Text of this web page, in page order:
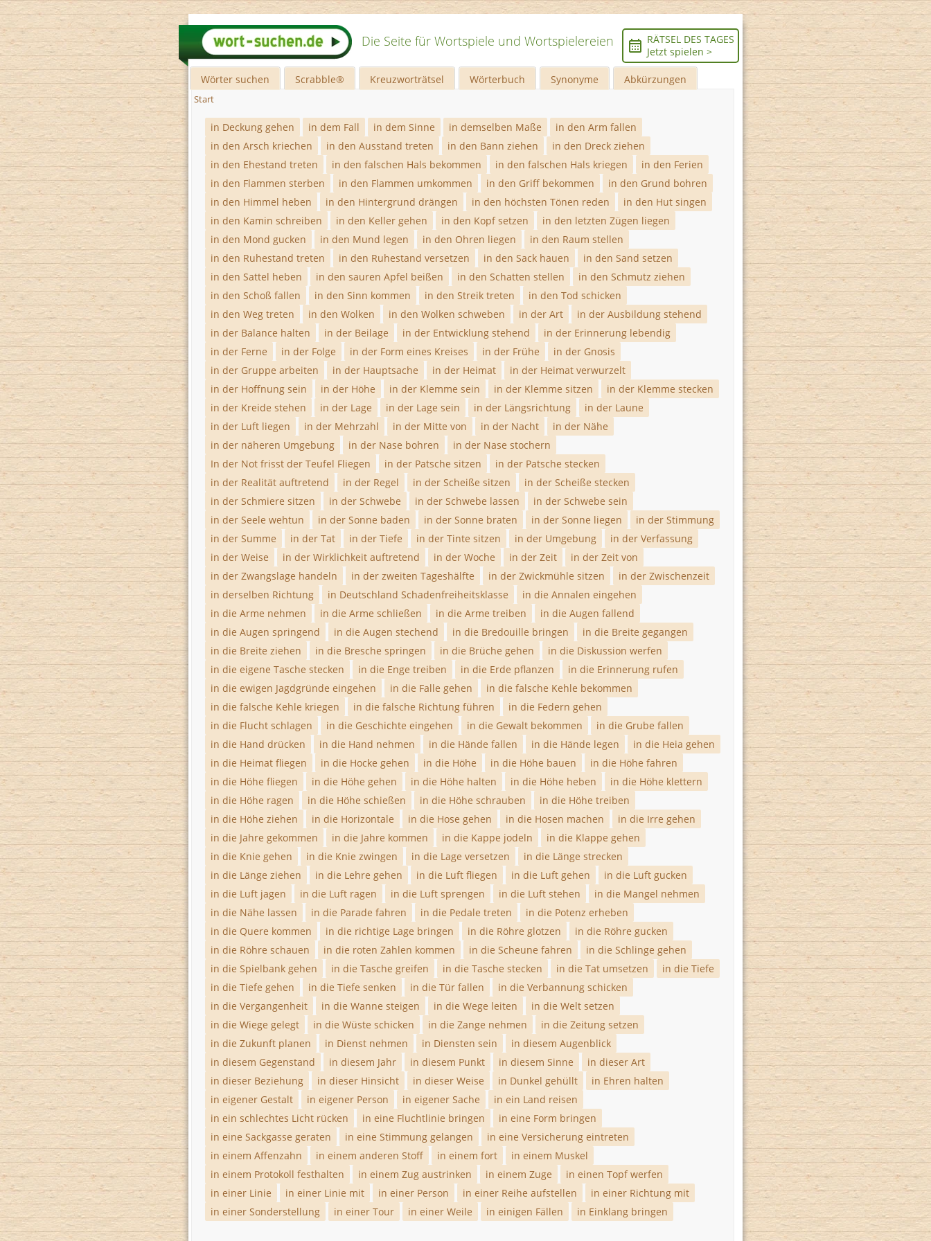
Die Seite für Wortspiele und Wortspielereien
RÄTSEL DES TAGES
Jetzt spielen >
Wörter suchen Scrabble® Kreuzworträtsel Wörterbuch Synonyme Abkürzungen
Start
in Deckung gehen in dem Fall in dem Sinne in demselben Maße
in den Arm fallen
in den Arsch kriechen
in den Ausstand treten in den Bann ziehen
in den Dreck ziehen
in den Ehestand treten
in den falschen Hals bekommen in den falschen Hals kriegen
in den Ferien
in den Flammen sterben
in den Flammen umkommen in den Griff bekommen
in den Grund bohren
in den Himmel heben
in den Hintergrund drängen in den höchsten Tönen reden
in den Hut singen
in den Kamin schreiben
in den Keller gehen in den Kopf setzen
in den letzten Zügen liegen
in den Mond gucken
in den Mund legen in den Ohren liegen
in den Raum stellen
in den Ruhestand treten
in den Ruhestand versetzen in den Sack hauen
in den Sand setzen
in den Sattel heben
in den sauren Apfel beißen in den Schatten stellen
in den Schmutz ziehen
in den Schoß fallen
in den Sinn kommen in den Streik treten
in den Tod schicken
in den Weg treten
in den Wolken in den Wolken schweben in der Art
in der Ausbildung stehend
in der Balance halten
in der Beilage in der Entwicklung stehend
in der Erinnerung lebendig
in der Ferne
in der Folge in der Form eines Kreises in der Frühe
in der Gnosis
in der Gruppe arbeiten
in der Hauptsache in der Heimat
in der Heimat verwurzelt
in der Hoffnung sein
in der Höhe in der Klemme sein in der Klemme sitzen
in der Klemme stecken
in der Kreide stehen
in der Lage in der Lage sein in der Längsrichtung
in der Laune
in der Luft liegen
in der Mehrzahl in der Mitte von in der Nacht
in der Nähe
in der näheren Umgebung
in der Nase bohren
in der Nase stochern
In der Not frisst der Teufel Fliegen
in der Patsche sitzen
in der Patsche stecken
in der Realität auftretend
in der Regel in der Scheiße sitzen
in der Scheiße stecken
in der Schmiere sitzen
in der Schwebe in der Schwebe lassen
in der Schwebe sein
in der Seele wehtun
in der Sonne baden in der Sonne braten in der Sonne liegen
in der Stimmung
in der Summe
in der Tat in der Tiefe in der Tinte sitzen in der Umgebung
in der Verfassung
in der Weise
in der Wirklichkeit auftretend in der Woche in der Zeit
in der Zeit von
in der Zwangslage handeln
in der zweiten Tageshälfte in der Zwickmühle sitzen
in der Zwischenzeit
in derselben Richtung
in Deutschland Schadenfreiheitsklasse
in die Annalen eingehen
in die Arme nehmen
in die Arme schließen in die Arme treiben
in die Augen fallend
in die Augen springend
in die Augen stechend in die Bredouille bringen
in die Breite gegangen
in die Breite ziehen
in die Bresche springen in die Brüche gehen
in die Diskussion werfen
in die eigene Tasche stecken
in die Enge treiben in die Erde pflanzen
in die Erinnerung rufen
in die ewigen Jagdgründe eingehen
in die Falle gehen
in die falsche Kehle bekommen
in die falsche Kehle kriegen
in die falsche Richtung führen
in die Federn gehen
in die Flucht schlagen
in die Geschichte eingehen in die Gewalt bekommen
in die Grube fallen
in die Hand drücken
in die Hand nehmen in die Hände fallen in die Hände legen
in die Heia gehen
in die Heimat fliegen
in die Hocke gehen in die Höhe in die Höhe bauen
in die Höhe fahren
in die Höhe fliegen
in die Höhe gehen in die Höhe halten in die Höhe heben
in die Höhe klettern
in die Höhe ragen
in die Höhe schießen in die Höhe schrauben
in die Höhe treiben
in die Höhe ziehen
in die Horizontale in die Hose gehen in die Hosen machen
in die Irre gehen
in die Jahre gekommen
in die Jahre kommen in die Kappe jodeln
in die Klappe gehen
in die Knie gehen
in die Knie zwingen in die Lage versetzen
in die Länge strecken
in die Länge ziehen
in die Lehre gehen in die Luft fliegen in die Luft gehen
in die Luft gucken
in die Luft jagen
in die Luft ragen in die Luft sprengen in die Luft stehen
in die Mangel nehmen
in die Nähe lassen
in die Parade fahren in die Pedale treten
in die Potenz erheben
in die Quere kommen
in die richtige Lage bringen in die Röhre glotzen
in die Röhre gucken
in die Röhre schauen
in die roten Zahlen kommen in die Scheune fahren
in die Schlinge gehen
in die Spielbank gehen
in die Tasche greifen in die Tasche stecken in die Tat umsetzen
in die Tiefe
in die Tiefe gehen
in die Tiefe senken in die Tür fallen
in die Verbannung schicken
in die Vergangenheit
in die Wanne steigen in die Wege leiten
in die Welt setzen
in die Wiege gelegt
in die Wüste schicken in die Zange nehmen
in die Zeitung setzen
in die Zukunft planen
in Dienst nehmen in Diensten sein
in diesem Augenblick
in diesem Gegenstand
in diesem Jahr in diesem Punkt in diesem Sinne
in dieser Art
in dieser Beziehung
in dieser Hinsicht in dieser Weise in Dunkel gehüllt
in Ehren halten
in eigener Gestalt
in eigener Person in eigener Sache
in ein Land reisen
in ein schlechtes Licht rücken
in eine Fluchtlinie bringen
in eine Form bringen
in eine Sackgasse geraten
in eine Stimmung gelangen
in eine Versicherung eintreten
in einem Affenzahn
in einem anderen Stoff in einem fort
in einem Muskel
in einem Protokoll festhalten
in einem Zug austrinken in einem Zuge
in einen Topf werfen
in einer Linie
in einer Linie mit in einer Person in einer Reihe aufstellen
in einer Richtung mit
in einer Sonderstellung
in einer Tour in einer Weile in einigen Fällen in Einklang bringen